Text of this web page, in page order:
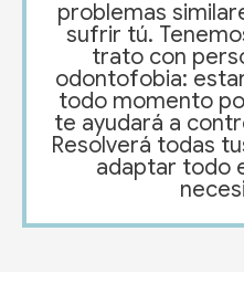
problemas
sufrir tú.
trato con
odontofobia:
todo momento
te ayudará a
Resolverá todas
adaptar todo